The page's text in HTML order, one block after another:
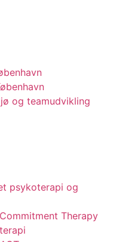
og teamudvikling
psykoterapi og
Therapy